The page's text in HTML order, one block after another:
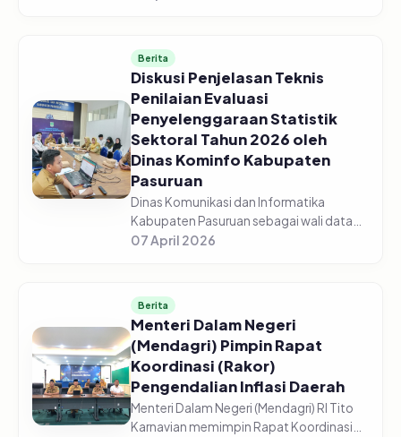
Berita
Diskusi Penjelasan Teknis
Penilaian Evaluasi
Penyelenggaraan Statistik
Sektoral Tahun 2026 oleh
Dinas Kominfo Kabupaten
Pasuruan
Dinas Komunikasi dan Informatika
Kabupaten Pasuruan sebagai wali data
mengadakan Diskusi Bersama Tentang
07 April 2026
Berita
Menteri Dalam Negeri
(Mendagri) Pimpin Rapat
Koordinasi (Rakor)
Pengendalian Inflasi Daerah
Menteri Dalam Negeri (Mendagri) RI Tito
Karnavian memimpin Rapat Koordinasi